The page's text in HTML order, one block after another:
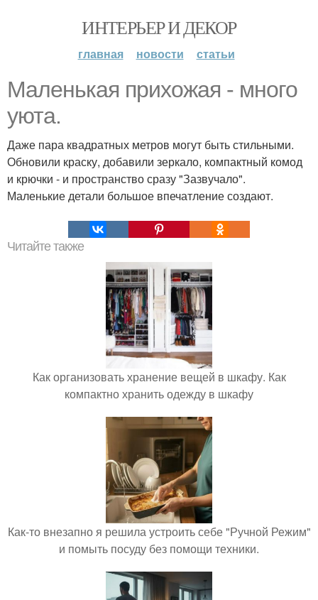
ИНТЕРЬЕР И ДЕКОР
главная новости статьи
Маленькая прихожая - много
уюта.
Даже пара квадратных метров могут быть стильными.
Обновили краску, добавили зеркало, компактный комод
и крючки - и пространство сразу "Зазвучало".
Маленькие детали большое впечатление создают.
Читайте также
Как организовать хранение вещей в шкафу. Как
компактно хранить одежду в шкафу
Как-то внезапно я решила устроить себе "Ручной Режим"
и помыть посуду без помощи техники.